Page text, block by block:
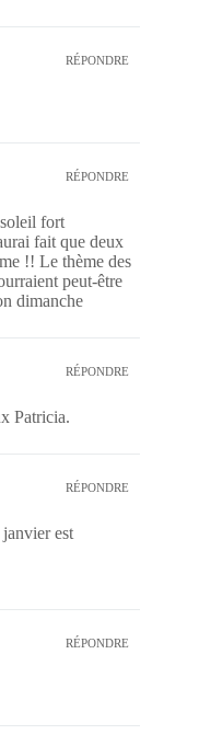
RÉPONDRE
RÉPONDRE
fort
fait que deux
!! Le thème des
peut-être
dimanche
RÉPONDRE
Patricia.
RÉPONDRE
est
RÉPONDRE